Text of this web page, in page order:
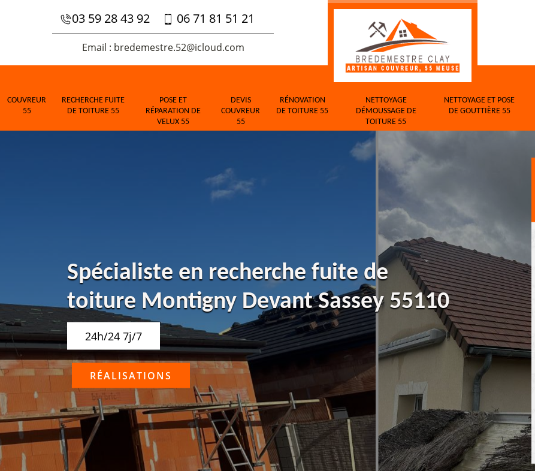
03 59 28 43 92 06 71 81 51 21
Email : bredemestre.52@icloud.com
COUVREUR
55
RECHERCHE FUITE
DE TOITURE 55
POSE ET
RÉPARATION DE
VELUX 55
DEVIS
COUVREUR
55
RÉNOVATION
DE TOITURE 55
NETTOYAGE
DÉMOUSSAGE DE
TOITURE 55
NETTOYAGE ET POSE
DE GOUTTIÈRE 55
Spécialiste en recherche fuite de
toiture Montigny Devant Sassey 55110
24h/24 7j/7
RÉALISATIONS